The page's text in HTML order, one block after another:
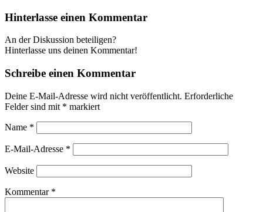
Hinterlasse einen Kommentar
An der Diskussion beteiligen?
Hinterlasse uns deinen Kommentar!
Schreibe einen Kommentar
Deine E-Mail-Adresse wird nicht veröffentlicht. Erforderliche
Felder sind mit * markiert
Name *
E-Mail-Adresse *
Website
Kommentar *